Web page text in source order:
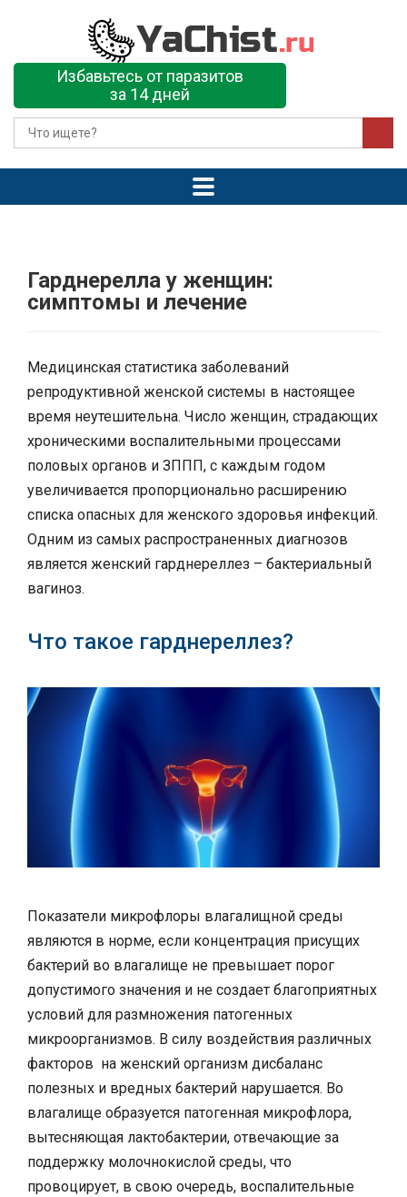
Избавьтесь от паразитов
за 14 дней
Гарднерелла у женщин:
симптомы и лечение
Медицинская статистика заболеваний
репродуктивной женской системы в настоящее
время неутешительна. Число женщин, страдающих
хроническими воспалительными процессами
половых органов и ЗППП, с каждым годом
увеличивается пропорционально расширению
списка опасных для женского здоровья инфекций.
Одним из самых распространенных диагнозов
является женский гарднереллез – бактериальный
вагиноз.
Что такое гарднереллез?
Показатели микрофлоры влагалищной среды
являются в норме, если концентрация присущих
бактерий во влагалище не превышает порог
допустимого значения и не создает благоприятных
условий для размножения патогенных
микроорганизмов. В силу воздействия различных
факторов на женский организм дисбаланс
полезных и вредных бактерий нарушается. Во
влагалище образуется патогенная микрофлора,
вытесняющая лактобактерии, отвечающие за
поддержку молочнокислой среды, что
провоцирует, в свою очередь, воспалительные